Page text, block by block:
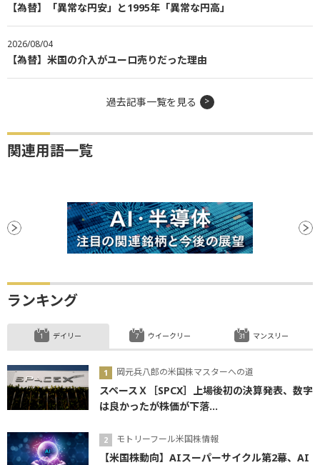
【為替】「異常な円安」と1995年「異常な円高」
2026/08/04
【為替】米国の介入がユーロ売りだった理由
過去記事一覧を見る
関連用語一覧
ランキング
デイリー
岡元兵八郎の米国株マスターへの道
スペースＸ［SPCX］上場後初の決算発表、数字
は良かったが株価が下落...
モトリーフール米国株情報
【米国株動向】AIスーパーサイクル第2幕、AI
ウイークリー マンスリー